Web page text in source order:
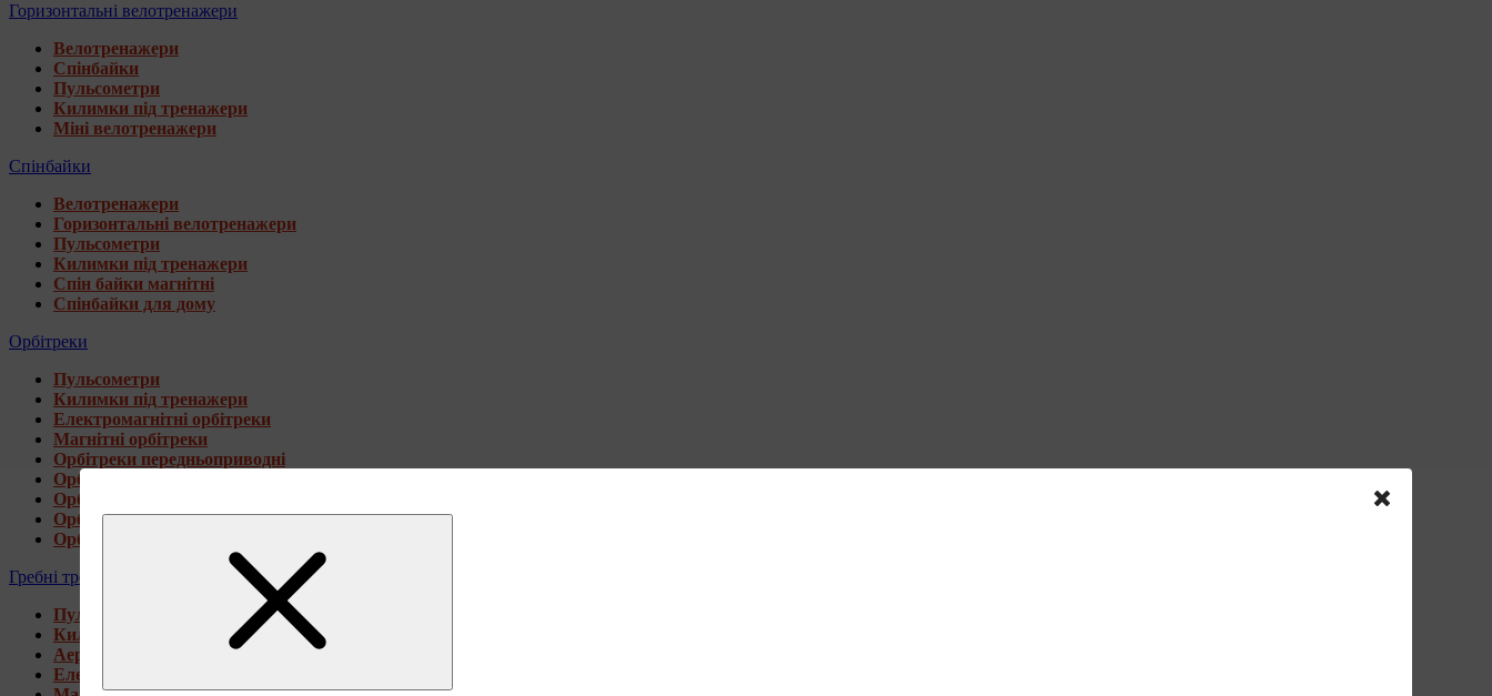
Горизонтальні велотренажери
Велотренажери
Спінбайки
Пульсометри
Килимки під тренажери
Міні велотренажери
Спінбайки
Велотренажери
Горизонтальні велотренажери
Пульсометри
Килимки під тренажери
Спін байки магнітні
Спінбайки для дому
Орбітреки
Пульсометри
Килимки під тренажери
Електромагнітні орбітреки
Магнітні орбітреки
Орбітреки передньоприводні
Орбітреки задньоприводні
Орбітреки для високих користувачів
Орбітреки генераторні
Орбітреки для дому
Гребні тренажери
Пульсометри
Килимки під тренажери
Аеромагнітні гребні тренажери
Електромагнітні гребні тренажери